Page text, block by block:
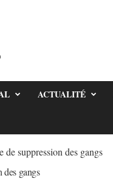
ACTUALITÉ
de suppression des gangs
des gangs